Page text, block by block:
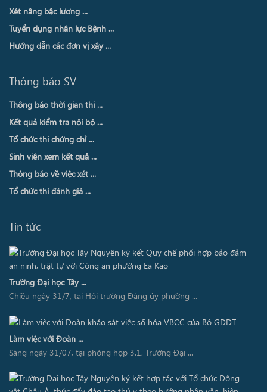
Xét nâng bậc lương ...
Tuyển dụng nhân lực Bệnh ...
Hướng dẫn các đơn vị xây ...
Thông báo SV
Thông báo thời gian thi ...
Kết quả kiểm tra nội bộ ...
Tổ chức thi chứng chỉ ...
Sinh viên xem kết quả ...
Thông báo về việc xét ...
Tổ chức thi đánh giá ...
Tin tức
Trường Đại học Tây ...
Chiều ngày 31/7, tại Hội trường Đảng ủy phường ...
Làm việc với Đoàn ...
Sáng ngày 31/07, tại phòng họp 3.1, Trường Đại ...